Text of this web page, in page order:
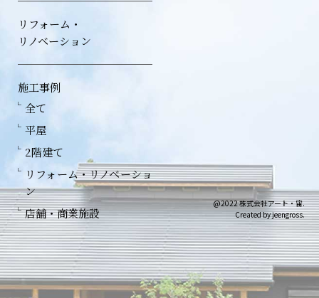
リフォーム・
リノベーション
施工事例
全て
平屋
2階建て
リフォーム・リノベーショ
ン
店舗・商業施設
@2022 株式会社アート・宙.
Created by jeengross.